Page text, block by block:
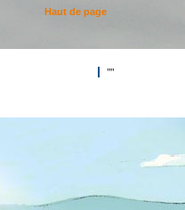
""
Haut de page